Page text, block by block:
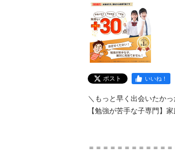
ポスト いいね！
＼もっと早く出会いたかっ
【勉強が苦手な子専門】
＝＝＝＝＝＝＝＝＝＝＝